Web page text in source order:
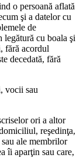
o persoană aflată
şi a datelor cu
de
legătură cu boala şi
fără acordul
decedată, fără
vocii sau
ori a altor
reşedinţa,
ale membrilor
îi aparţin sau care,